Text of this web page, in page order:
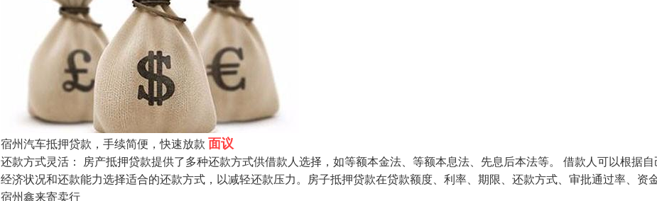
宿州汽车抵押贷款，手续简便，快速放款 面议
还款方式灵活： 房产抵押贷款提供了多种还款方式供借款人选择，如等额本金法、等额本息法、先息后本法等。 借款人可以根据
经济状况和还款能力选择适合的还款方式，以减轻还款压力。房子抵押贷款在贷款额度、利率、期限、还款方式、审批通过率、资
宿州鑫来寄卖行